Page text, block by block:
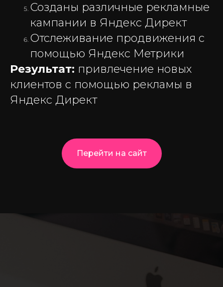
Созданы различные рекламные
кампании в Яндекс Директ
Отслеживание продвижения с
помощью Яндекс Метрики
Результат: привлечение новых
клиентов с помощью рекламы в
Яндекс Директ
Перейти на сайт